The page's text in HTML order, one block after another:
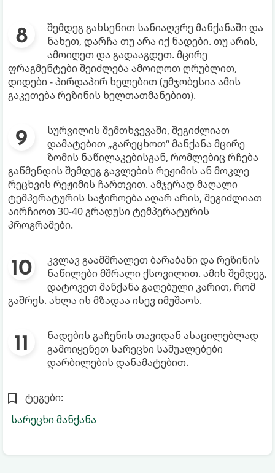
შემდეგ გახსენით სანიაღვრე მანქანაში და
ნახეთ, დარჩა თუ არა იქ ნადები. თუ არის,
ამოიღეთ და გადააგდეთ. მცირე
ფრაგმენტები შეიძლება ამოიღოთ ღრუბლით,
დიდები - პირდაპირ ხელებით (უმჯობესია ამის
გაკეთება რეზინის ხელთათმანებით).
სურვილის შემთხვევაში, შეგიძლიათ
დამატებით „გარეცხოთ“ მანქანა მცირე
ზომის ნაწილაკებისგან, რომლებიც რჩება
გაწმენდის შემდეგ გავლების რეჟიმის ან მოკლე
რეცხვის რეჟიმის ჩართვით. ამჯერად მაღალი
ტემპერატურის საჭიროება აღარ არის, შეგიძლიათ
აირჩიოთ 30-40 გრადუსი ტემპერატურის
პროგრამები.
კვლავ გაამშრალეთ ბარაბანი და რეზინის
ნაწილები მშრალი ქსოვილით. ამის შემდეგ,
დატოვეთ მანქანა გაღებული კარით, რომ
გაშრეს. ახლა ის მზადაა ისევ იმუშაოს.
ნადების გაჩენის თავიდან ასაცილებლად
გამოიყენეთ სარეცხი საშუალებები
დარბილების დანამატებით.
ტეგები:
სარეცხი მანქანა